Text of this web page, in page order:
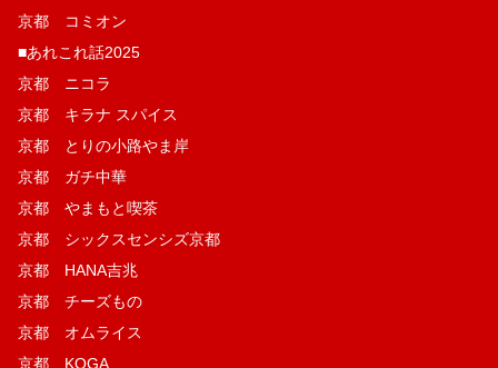
京都 コミオン
■あれこれ話2025
京都 ニコラ
京都 キラナ スパイス
京都 とりの小路やま岸
京都 ガチ中華
京都 やまもと喫茶
京都 シックスセンシズ京都
京都 HANA吉兆
京都 チーズもの
京都 オムライス
京都 KOGA